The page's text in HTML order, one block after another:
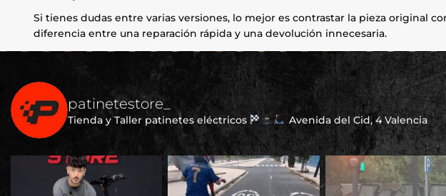
Si tienes dudas entre varias versiones, lo mejor es contrastar la pieza original
diferencia entre una reparación rápida y una devolución innecesaria.
patinetestore_
Tienda y Taller patinetes eléctricos Avenida del Cid, 4 Valencia